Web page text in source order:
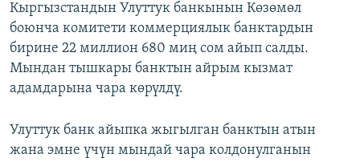
Кыргызстандын Улуттук банкынын Көзөмөл
боюнча комитети коммерциялык банктардын
бирине 22 миллион 680 миң сом айып салды.
Мындан тышкары банктын айрым кызмат
адамдарына чара көрүлдү.
Улуттук банк айыпка жыгылган банктын атын
жана эмне үчүн мындай чара колдонулганын